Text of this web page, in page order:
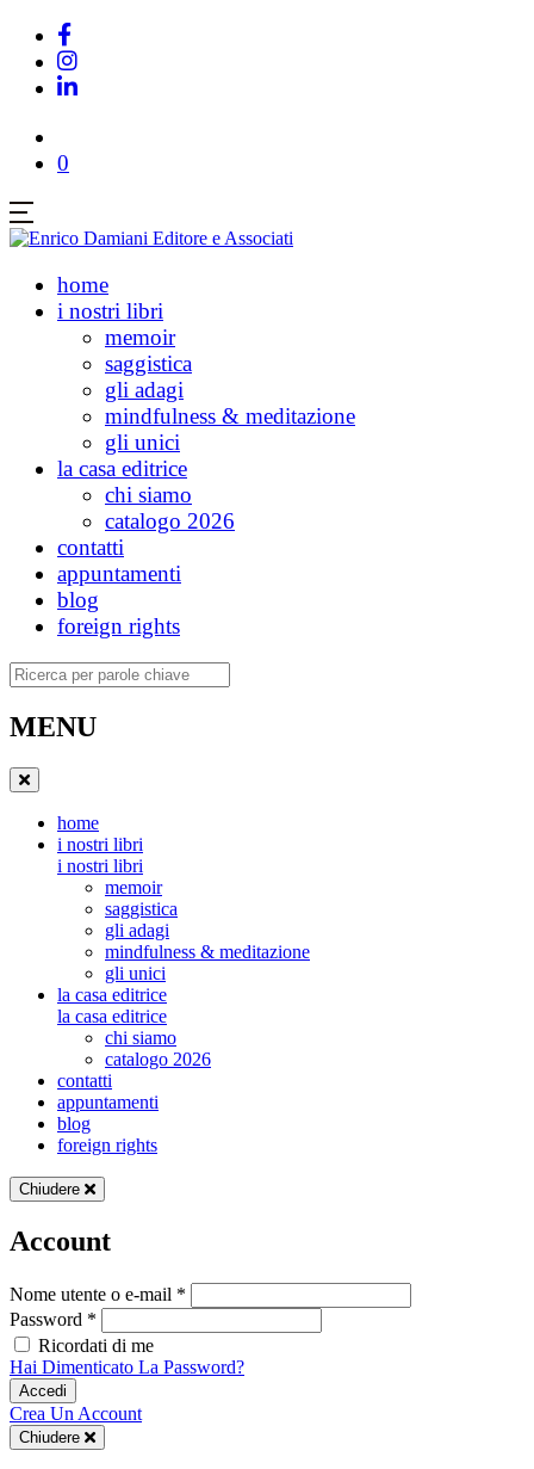
0
home
i nostri libri
memoir
saggistica
gli adagi
mindfulness & meditazione
gli unici
la casa editrice
chi siamo
catalogo 2026
contatti
appuntamenti
blog
foreign rights
Ricerca
MENU
home
i nostri libri
i nostri libri
memoir
saggistica
gli adagi
mindfulness & meditazione
gli unici
la casa editrice
la casa editrice
chi siamo
catalogo 2026
contatti
appuntamenti
blog
foreign rights
Chiudere
Account
Nome utente o e-mail *
Password *
Ricordati di me
Hai Dimenticato La Password?
Accedi
Crea Un Account
Chiudere